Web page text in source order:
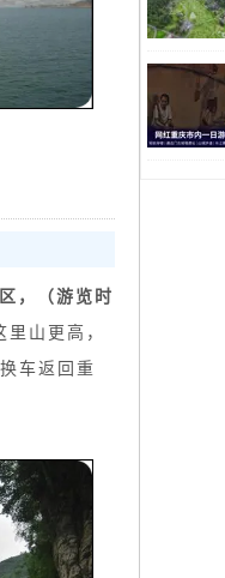
，（ 游览时
山更高，
车返回重